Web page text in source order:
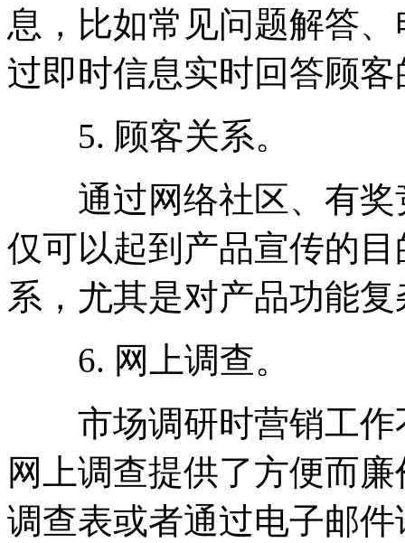
息，比如常见问题解答
过即时信息实时回答顾
5. 顾客关系。
通过网络社区、有奖
仅可以起到产品宣传的
系，尤其是对产品功能
6. 网上调查。
市场调研时营销工作
网上调查提供了方便而
调查表或者通过电子邮